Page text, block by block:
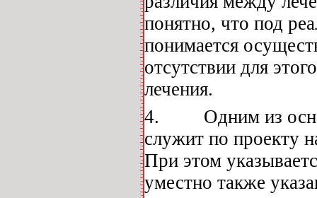
понятно, что под
понимается
отсутствии для
лечения.
4. Одним из
служит по проекту
При этом
уместно также